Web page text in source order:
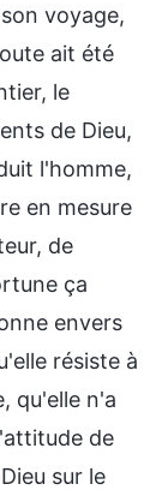
voyage,
ait été
le
de Dieu,
l'homme,
en mesure
de
ça
envers
résiste à
qu'elle n'a
de
sur le